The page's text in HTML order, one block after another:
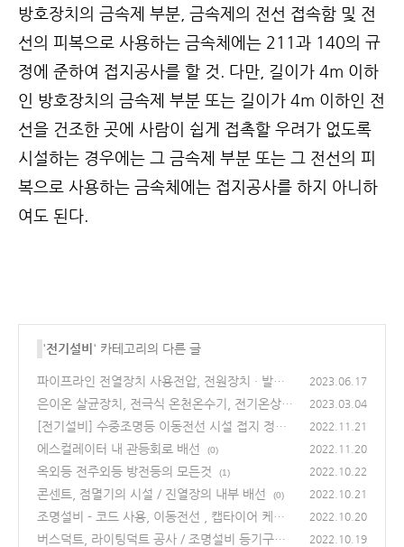
방호장치의 금속제 부분, 금속제의 전선 접속함 및 전
선의 피복으로 사용하는 금속체에는 211과 140의 규
정에 준하여 접지공사를 할 것. 다만, 길이가 4m 이하
인 방호장치의 금속제 부분 또는 길이가 4m 이하인 전
선을 건조한 곳에 사람이 쉽게 접촉할 우려가 없도록
시설하는 경우에는 그 금속제 부분 또는 그 전선의 피
복으로 사용하는 금속체에는 접지공사를 하지 아니하
여도 된다.
'전기설비 ' 카테고리의 다른 글
파이프라인 전열장치 사용전압, 전원장치 · 발열
선 시설, 접지 외
(0)
2023.06.17
은이온 살균장치, 전극식 온천온수기, 전기온상
전기설비
(0)
2023.03.04
[전기설비] 수중조명등 이동전선 시설 접지 정리
(0)
2022.11.21
에스컬레이터 내 관등회로 배선 (0) 2022.11.20
옥외등 전주외등 방전등의 모든것 (1) 2022.10.22
콘센트, 점멸기의 시설 / 진열장의 내부 배선 (0) 2022.10.21
조명설비 - 코드 사용, 이동전선 , 캡타이어 케이
블의 접속 정리
(0)
2022.10.20
버스덕트, 라이팅덕트 공사 / 조명설비 등기구의
2022.10.19